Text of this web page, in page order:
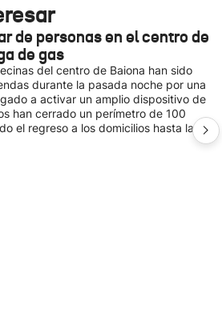
de personas en el centro de
de gas
del centro de Baiona han sido
durante la pasada noche por una
a activar un amplio dispositivo de
han cerrado un perímetro de 100
el regreso a los domicilios hasta la